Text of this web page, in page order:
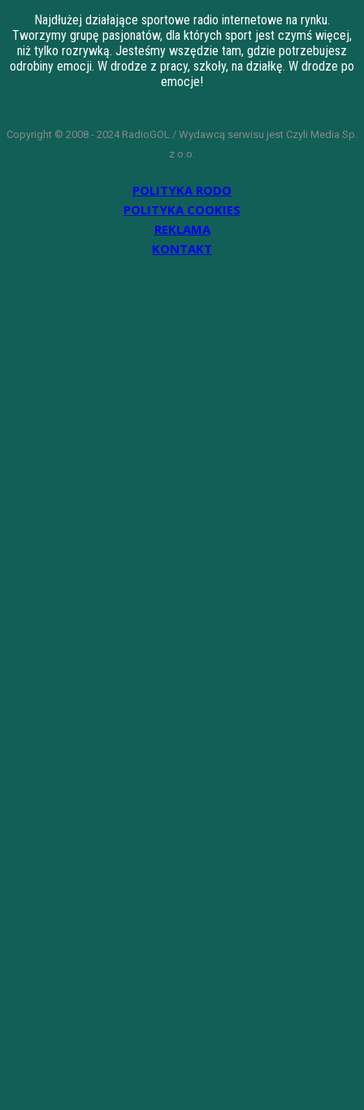
Najdłużej działające sportowe radio internetowe na rynku.
Tworzymy grupę pasjonatów, dla których sport jest czymś więcej,
niż tylko rozrywką. Jesteśmy wszędzie tam, gdzie potrzebujesz
odrobiny emocji. W drodze z pracy, szkoły, na działkę. W drodze po
emocje!
Copyright © 2008 - 2024 RadioGOL / Wydawcą serwisu jest Czyli Media Sp.
z o.o.
POLITYKA RODO
POLITYKA COOKIES
REKLAMA
KONTAKT